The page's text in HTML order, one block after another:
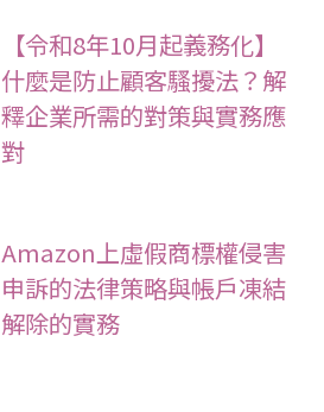
【令和8年10月起義務化】
什麼是防止顧客騷擾法？解
釋企業所需的對策與實務應
對
Amazon上虛假商標權侵害
申訴的法律策略與帳戶凍結
解除的實務